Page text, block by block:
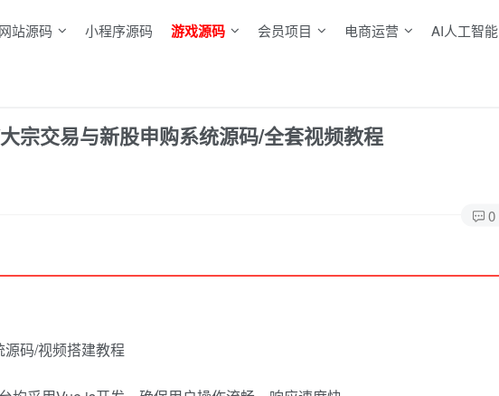
网站源码 小程序源码 游戏源码 会员项目 电商运营 AI人工智能
宗交易与新股申购系统源码/全套视频教程
0
码/视频搭建教程